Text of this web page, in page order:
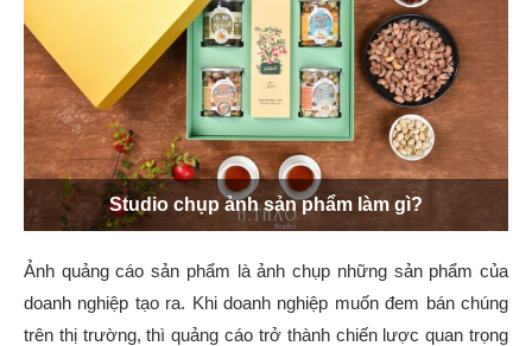
Studio chụp ảnh sản phẩm làm gì?
Ảnh quảng cáo sản phẩm là ảnh chụp những sản phẩm của
doanh nghiệp tạo ra. Khi doanh nghiệp muốn đem bán chúng
trên thị trường, thì quảng cáo trở thành chiến lược quan trọng